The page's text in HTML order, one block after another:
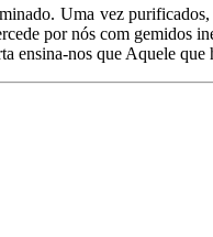
Uma vez
por nós com gemidos
nos que Aquele que